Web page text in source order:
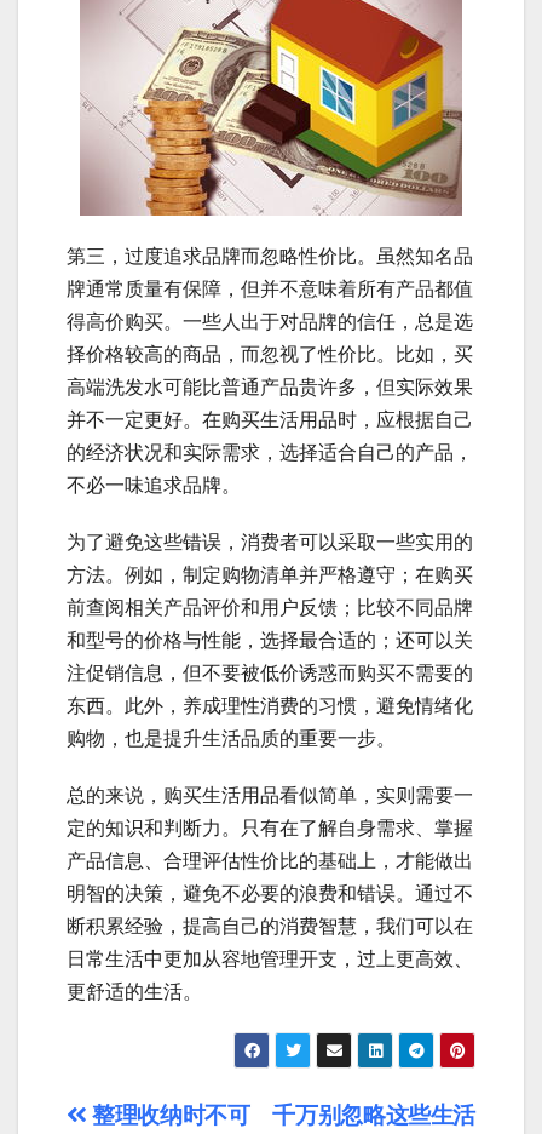
第三，过度追求品牌而忽略性价比。虽然知名品
牌通常质量有保障，但并不意味着所有产品都值
得高价购买。一些人出于对品牌的信任，总是选
择价格较高的商品，而忽视了性价比。比如，买
高端洗发水可能比普通产品贵许多，但实际效果
并不一定更好。在购买生活用品时，应根据自己
的经济状况和实际需求，选择适合自己的产品，
不必一味追求品牌。
为了避免这些错误，消费者可以采取一些实用的
方法。例如，制定购物清单并严格遵守；在购买
前查阅相关产品评价和用户反馈；比较不同品牌
和型号的价格与性能，选择最合适的；还可以关
注促销信息，但不要被低价诱惑而购买不需要的
东西。此外，养成理性消费的习惯，避免情绪化
购物，也是提升生活品质的重要一步。
总的来说，购买生活用品看似简单，实则需要一
定的知识和判断力。只有在了解自身需求、掌握
产品信息、合理评估性价比的基础上，才能做出
明智的决策，避免不必要的浪费和错误。通过不
断积累经验，提高自己的消费智慧，我们可以在
日常生活中更加从容地管理开支，过上更高效、
更舒适的生活。
文 千万别忽略这些生活
整理收纳时不可